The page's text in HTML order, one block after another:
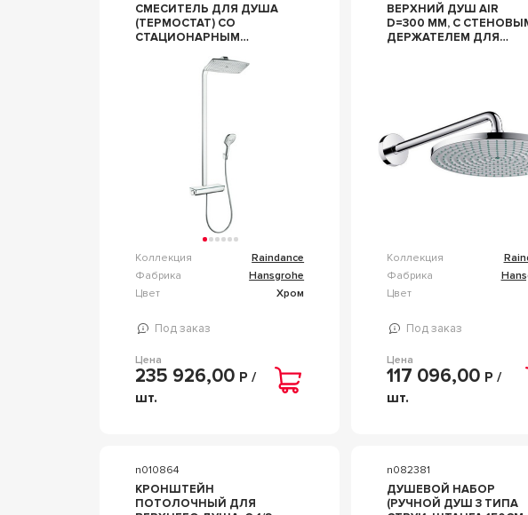
СМЕСИТЕЛЬ ДЛЯ ДУША
(ТЕРМОСТАТ) СО
СТАЦИОНАРНЫМ
360Х190ММ, РУЧНОЙ
Коллекция
Raindance
Фабрика
Hansgrohe
Цвет
Хром
Под заказ
Цена
235 926,00 Р /
шт.
ВЕРХНИЙ ДУШ AIR
D=300 ММ, C
ДЕРЖАТЕЛЕМ ДЛЯ
Коллекция
Фабрика
Цвет
Под заказ
Цена
117 096,00 Р /
шт.
n010864
КРОНШТЕЙН
ПОТОЛОЧНЫЙ ДЛЯ
n082381
ДУШЕВОЙ НАБОР
(РУЧНОЙ ДУШ 3 ТИПА